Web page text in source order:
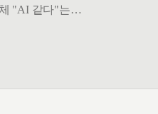
체 "AI 같다"는…